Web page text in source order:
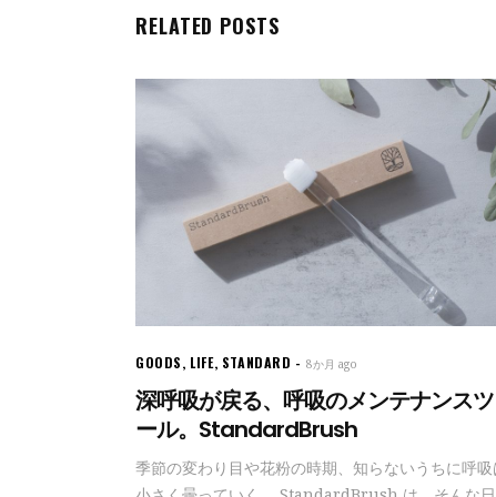
RELATED POSTS
GOODS, LIFE, STANDARD 8か月 ago
深呼吸が戻る、呼吸のメンテナンスツ
ール。StandardBrush
季節の変わり目や花粉の時期、知らないうちに呼吸